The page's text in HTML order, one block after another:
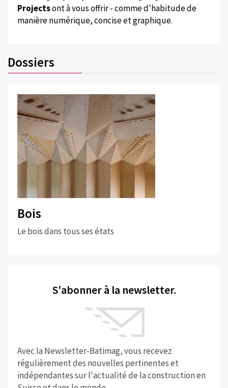
Projectsont à vous offrir - comme d'habitude de
manière numérique, concise et graphique.
Dossiers
Bois
Le bois dans tous ses états
S'abonner à la newsletter.
Avec la Newsletter-Batimag, vous recevez
régulièrement des nouvelles pertinentes et
indépendantes sur l'actualité de la construction en